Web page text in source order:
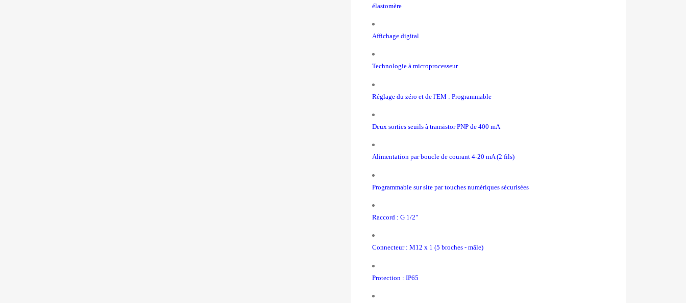
élastomère
Affichage digital
Technologie à microprocesseur
Réglage du zéro et de l'EM : Programmable
Deux sorties seuils à transistor PNP de 400 mA
Alimentation par boucle de courant 4-20 mA (2 fils)
Programmable sur site par touches numériques sécurisées
Raccord : G 1/2"
Connecteur : M12 x 1 (5 broches - mâle)
Protection : IP65